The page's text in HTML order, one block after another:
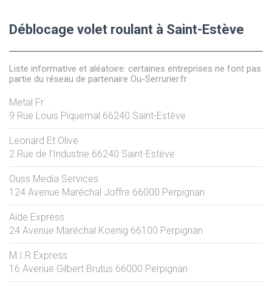
Déblocage volet roulant à Saint-Estève
Liste informative et aléatoire: certaines entreprises ne font pas
partie du réseau de partenaire Ou-Serrurier.fr
Metal Fr
9 Rue Louis Piquemal 66240 Saint-Estève
Leonard Et Olive
2 Rue de l'Industrie 66240 Saint-Estève
Ouss Media Services
124 Avenue Maréchal Joffre 66000 Perpignan
Aide Express
24 Avenue Maréchal Koenig 66100 Perpignan
M.I.R Express
16 Avenue Gilbert Brutus 66000 Perpignan